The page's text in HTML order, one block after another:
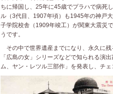
ちに帰国し、25年に45歳でプラハで病死
ル（3代目、1907年頃）も1945年の神戸
子学院校舎（1909年竣工）が関東大震災
うです。
その中で世界遺産までになり、永久に
「広島の女」シリーズなどで知られる演
ム、ヤン・レツル三部作」を発表し、チェ